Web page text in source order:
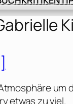
etwas zu viel.